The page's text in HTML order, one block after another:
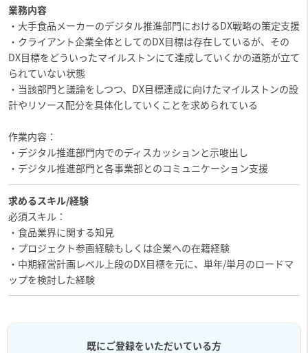
業務内容
・大手食品メーカーのデジタル推進部門におけるDX戦略の策定支援
・クライアント企業全体としてのDX目標は存在しているが、その
DX目標をどういったマイルストンにて達成していくかの道筋が立て
られていない状態
・当該部門と議論をしつつ、DX目標達成に向けたマイルストンの設
計やリソース配分を具体化していくことを求められている
作業内容：
・デジタル推進部門内でのディスカッションと示唆出し
・デジタル推進部門と各事業部とのコミュニケーション支援
求めるスキル/経験
必須スキル：
・食品業界に関する知見
・プロジェクト参画経験もしくは企業への在籍経験
・中期経営計画レベル上段のDX目標を元に、単年/単月のロードマ
ップを検討した経験
既にご登録をいただいている方